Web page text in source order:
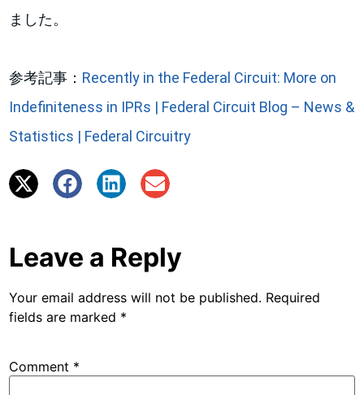
ました。
参考記事： Recently in the Federal Circuit: More on
Indefiniteness in IPRs | Federal Circuit Blog – News &
Statistics | Federal Circuitry
Leave a Reply
Your email address will not be published. Required
fields are marked *
Comment *